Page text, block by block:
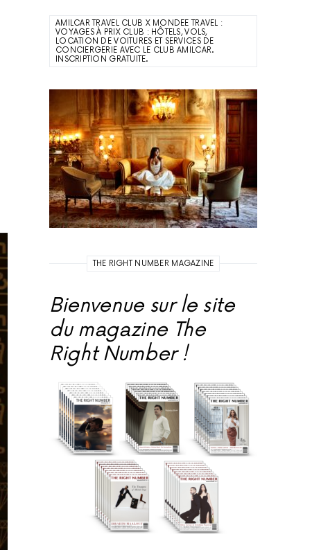
AMILCAR TRAVEL CLUB X MONDEE TRAVEL :
VOYAGES À PRIX CLUB : HÔTELS, VOLS,
LOCATION DE VOITURES ET SERVICES DE
CONCIERGERIE AVEC LE CLUB AMILCAR.
INSCRIPTION GRATUITE.
THE RIGHT NUMBER MAGAZINE
Bienvenue sur le site
du magazine The
Right Number !